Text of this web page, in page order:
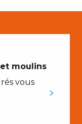
moulins
vous